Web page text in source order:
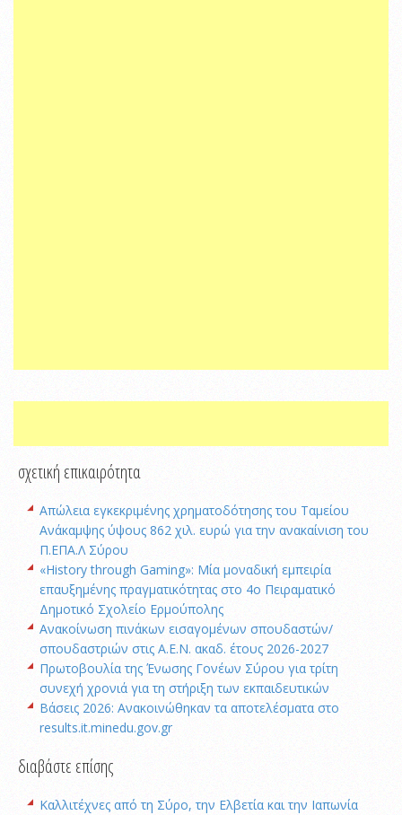
σχετική επικαιρότητα
Απώλεια εγκεκριμένης χρηματοδότησης του Ταμείου
Ανάκαμψης ύψους 862 χιλ. ευρώ για την ανακαίνιση του
Π.ΕΠΑ.Λ Σύρου
«History through Gaming»: Μία μοναδική εμπειρία
επαυξημένης πραγματικότητας στο 4ο Πειραματικό
Δημοτικό Σχολείο Ερμούπολης
Ανακοίνωση πινάκων εισαγομένων σπουδαστών/
σπουδαστριών στις Α.Ε.Ν. ακαδ. έτους 2026-2027
Πρωτοβουλία της Ένωσης Γονέων Σύρου για τρίτη
συνεχή χρονιά για τη στήριξη των εκπαιδευτικών
Βάσεις 2026: Ανακοινώθηκαν τα αποτελέσματα στο
results.it.minedu.gov.gr
διαβάστε επίσης
Καλλιτέχνες από τη Σύρο, την Ελβετία και την Ιαπωνία